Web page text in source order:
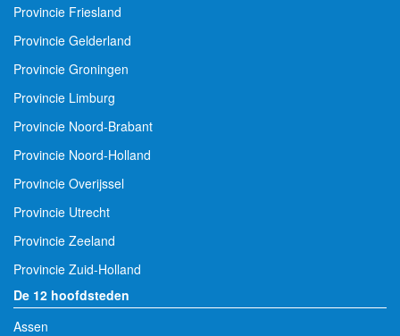
Provincie Friesland
Provincie Gelderland
Provincie Groningen
Provincie Limburg
Provincie Noord-Brabant
Provincie Noord-Holland
Provincie Overijssel
Provincie Utrecht
Provincie Zeeland
Provincie Zuid-Holland
De 12 hoofdsteden
Assen